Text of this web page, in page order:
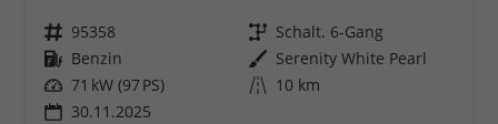
Fahrzeugnr. 95358 Getriebe Schalt. 6-Gang
Kraftstoff Benzin Außenfarbe Serenity White Pearl
Leistung 71 kW (97 PS) Kilometerstand 10 km
30.11.2025